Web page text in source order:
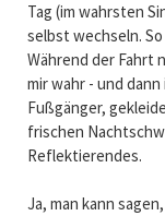
Tag (im wahrsten
selbst wechseln.
Während der Fahrt
mir wahr - und
Fußgänger,
frischen
Reflektierendes.
Ja, man kann